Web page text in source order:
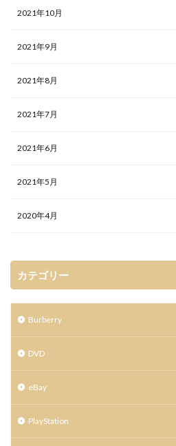
2021年10月
2021年9月
2021年8月
2021年7月
2021年6月
2021年5月
2020年4月
カテゴリー
Burberry
DVD
eBay
PlayStation